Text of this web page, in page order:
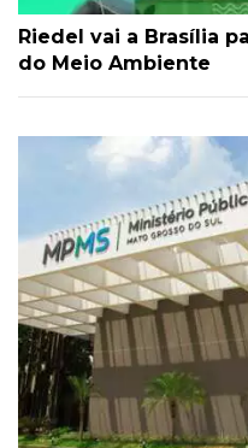
Riedel vai a Brasília
do Meio Ambiente